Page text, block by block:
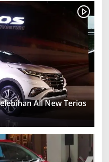
All New Terios